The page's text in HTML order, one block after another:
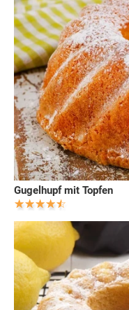
Gugelhupf mit Topfen